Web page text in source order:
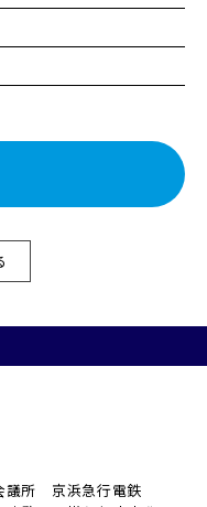
所 京浜急行電鉄